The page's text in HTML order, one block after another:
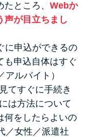
ところ、 Webか
声が目立ちまし
に申込ができるの
も申込自体はすぐ
ルバイト）
てすぐに手続き
は方法について
何をしたらよいの
／女性／派遣社